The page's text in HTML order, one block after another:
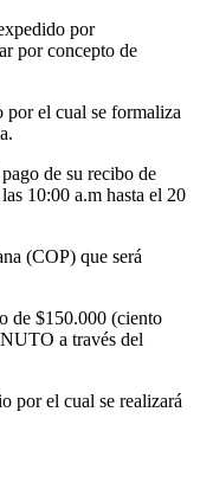
por
por concepto de
por el cual se formaliza
de su recibo de
10:00 a.m hasta el 20
(COP) que será
de $150.000 (ciento
a través del
por el cual se realizará